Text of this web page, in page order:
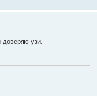
доверяю узи.